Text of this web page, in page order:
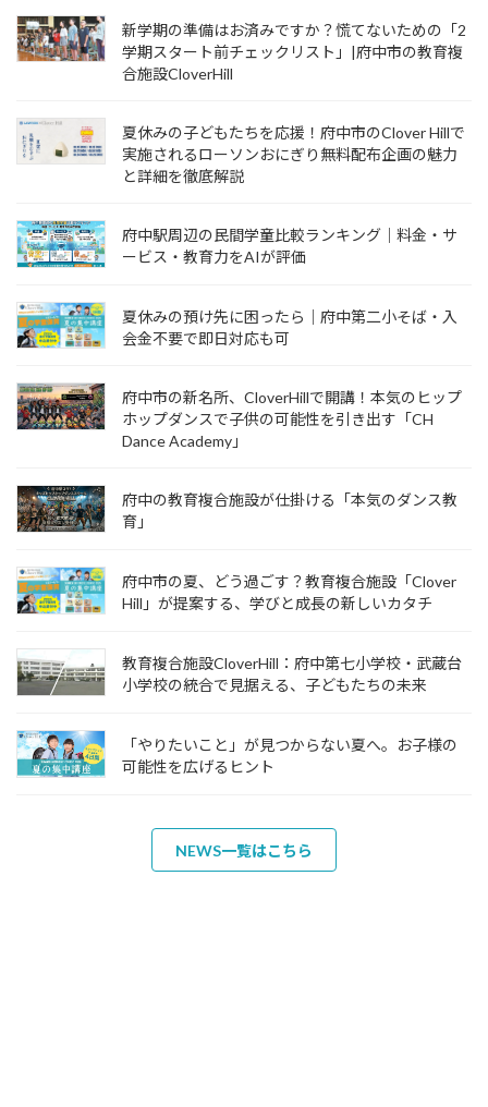
新学期の準備はお済みですか？慌てないための「2
学期スタート前チェックリスト」|府中市の教育複
合施設CloverHill
夏休みの子どもたちを応援！府中市のClover Hillで
実施されるローソンおにぎり無料配布企画の魅力
と詳細を徹底解説
府中駅周辺の民間学童比較ランキング｜料金・サ
ービス・教育力をAIが評価
夏休みの預け先に困ったら｜府中第二小そば・入
会金不要で即日対応も可
府中市の新名所、CloverHillで開講！本気のヒップ
ホップダンスで子供の可能性を引き出す「CH
Dance Academy」
府中の教育複合施設が仕掛ける「本気のダンス教
育」
府中市の夏、どう過ごす？教育複合施設「Clover
Hill」が提案する、学びと成長の新しいカタチ
教育複合施設CloverHill：府中第七小学校・武蔵台
小学校の統合で見据える、子どもたちの未来
「やりたいこと」が見つからない夏へ。お子様の
可能性を広げるヒント
NEWS一覧はこちら